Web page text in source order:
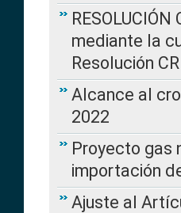
mediante la
Resolución
Alcance al
2022
Proyecto gas
importación
Ajuste al